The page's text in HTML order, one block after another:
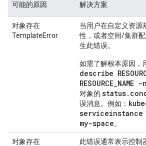
可能的原因 解决方案
对象存在
TemplateError
当用户在自定义资源
性，或者空间/集群
生此错误。
如需了解根本原因，
describe
RESOURCE_NAME
对象的
误消息。例如：
my-space。
对象存在
此错误通常表示控制